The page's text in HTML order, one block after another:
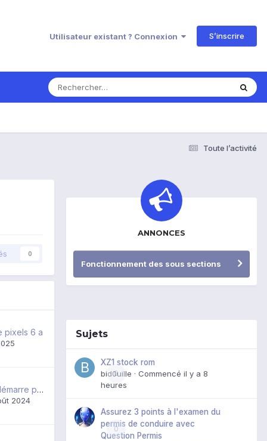
Utilisateur existant ? Connexion S’inscrire
Toute l’activité
0
pixels 6 a
Android auto ne démarre pas depuis maj
2024
ANNONCES
Fonctionnement des sous sections
Sujets
0
XZ1 stock rom
bid0uille · Commencé il y a 8
heures
0
Assurez 3 points à l'examen du
permis de conduire avec
Question Permis